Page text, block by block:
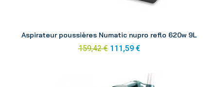
Aspirateur poussières Numatic nupro reflo 620w 9L
159,42 € 111,59 €